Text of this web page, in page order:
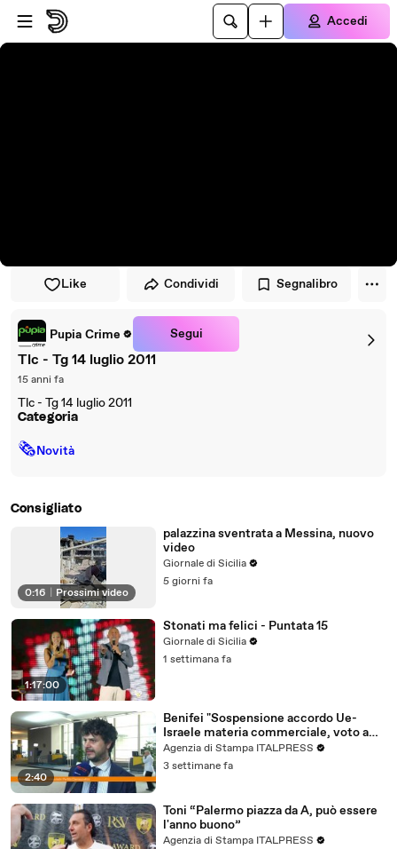
Vai al lettore
Passa al contenuto principale
Accedi
Like Condividi Segnalibro
Pupia Crime Segui
Tlc - Tg 14 luglio 2011
15 anni fa
Tlc - Tg 14 luglio 2011
Categoria
🗞Novità
Consigliato
0:16 Prossimi video
palazzina sventrata a Messina, nuovo
video
Giornale di Sicilia
5 giorni fa
1:17:00
Stonati ma felici - Puntata 15
Giornale di Sicilia
1 settimana fa
2:40
Benifei "Sospensione accordo Ue-
Israele materia commerciale, voto a
maggioranza"
Agenzia di Stampa ITALPRESS
3 settimane fa
Toni “Palermo piazza da A, può essere
l'anno buono”
Agenzia di Stampa ITALPRESS